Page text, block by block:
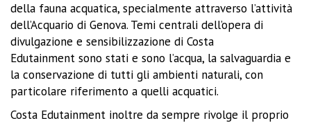
della fauna acquatica, specialmente attraverso l’attività
dell’Acquario di Genova. Temi centrali dell’opera di
divulgazione e sensibilizzazione di Costa
Edutainment sono stati e sono l’acqua, la salvaguardia e
la conservazione di tutti gli ambienti naturali, con
particolare riferimento a quelli acquatici.
Costa Edutainment inoltre da sempre rivolge il proprio